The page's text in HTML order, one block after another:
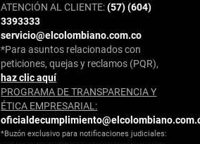
ATENCIÓN AL CLIENTE:(57) (604)
3393333
servicio@elcolombiano.com.co
*Para asuntos relacionados con
peticiones, quejas y reclamos (PQR),
haz clic aquí
PROGRAMA DE TRANSPARENCIA Y
ÉTICA EMPRESARIAL:
*Buzón exclusivo para notificaciones judiciales: